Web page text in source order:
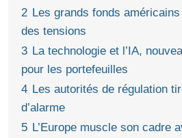
2 Les grands fonds
des tensions
3 La technologie et l’IA,
pour les portefeuilles
4 Les autorités de régulation
d’alarme
5 L’Europe muscle son cadre